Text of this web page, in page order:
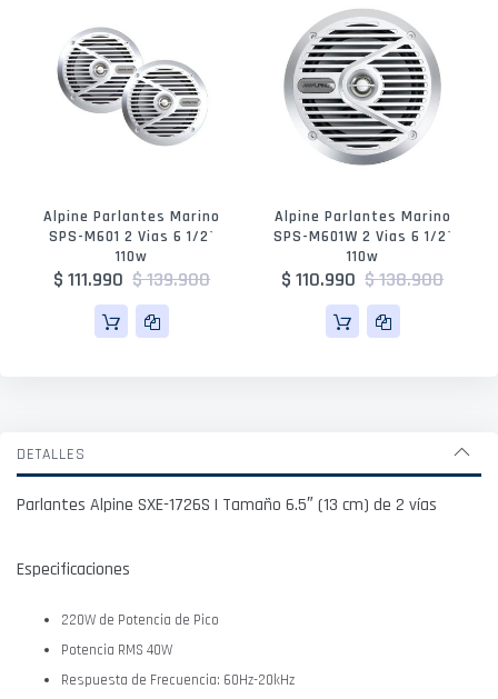
Alpine Parlantes Marino
SPS-M601 2 Vias 6 1/2`
110w
$ 111.990 $ 139.900
Alpine Parlantes Marino
SPS-M601W 2 Vias 6 1/2`
110w
$ 110.990 $ 138.900
DETALLES
Parlantes Alpine SXE-1726S | Tamaño 6.5″ (13 cm) de 2 vías
Especificaciones
220W de Potencia de Pico
Potencia RMS 40W
Respuesta de Frecuencia: 60Hz-20kHz